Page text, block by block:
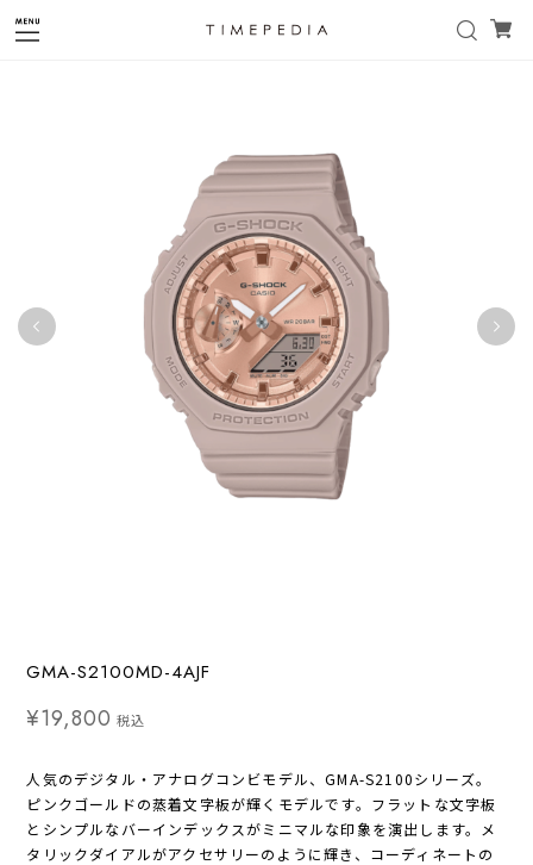
GMA-S2100MD-4AJF
¥19,800 税込
人気のデジタル・アナログコンビモデル、GMA-S2100シリーズ。
ピンクゴールドの蒸着文字板が輝くモデルです。フラットな文字板
とシンプルなバーインデックスがミニマルな印象を演出します。メ
タリックダイアルがアクセサリーのように輝き、コーディネートの